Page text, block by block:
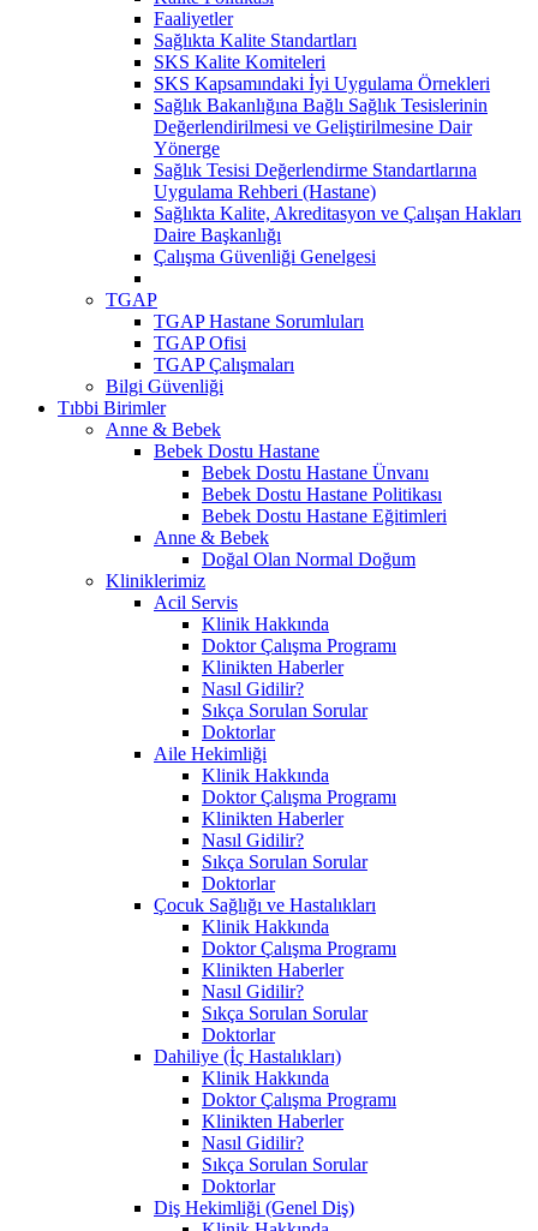
Faaliyetler
Sağlıkta Kalite Standartları
SKS Kalite Komiteleri
SKS Kapsamındaki İyi Uygulama Örnekleri
Sağlık Bakanlığına Bağlı Sağlık Tesislerinin
Değerlendirilmesi ve Geliştirilmesine Dair
Yönerge
Sağlık Tesisi Değerlendirme Standartlarına
Uygulama Rehberi (Hastane)
Sağlıkta Kalite, Akreditasyon ve Çalışan Hakları
Daire Başkanlığı
Çalışma Güvenliği Genelgesi
TGAP
TGAP Hastane Sorumluları
TGAP Ofisi
TGAP Çalışmaları
Bilgi Güvenliği
Tıbbi Birimler
Anne & Bebek
Bebek Dostu Hastane
Bebek Dostu Hastane Ünvanı
Bebek Dostu Hastane Politikası
Bebek Dostu Hastane Eğitimleri
Anne & Bebek
Doğal Olan Normal Doğum
Kliniklerimiz
Acil Servis
Klinik Hakkında
Doktor Çalışma Programı
Klinikten Haberler
Nasıl Gidilir?
Sıkça Sorulan Sorular
Doktorlar
Aile Hekimliği
Klinik Hakkında
Doktor Çalışma Programı
Klinikten Haberler
Nasıl Gidilir?
Sıkça Sorulan Sorular
Doktorlar
Çocuk Sağlığı ve Hastalıkları
Klinik Hakkında
Doktor Çalışma Programı
Klinikten Haberler
Nasıl Gidilir?
Sıkça Sorulan Sorular
Doktorlar
Dahiliye (İç Hastalıkları)
Klinik Hakkında
Doktor Çalışma Programı
Klinikten Haberler
Nasıl Gidilir?
Sıkça Sorulan Sorular
Doktorlar
Diş Hekimliği (Genel Diş)